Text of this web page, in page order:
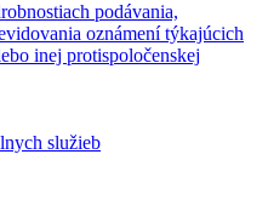
podávania,
oznámení týkajúcich
inej protispoločenskej
služieb